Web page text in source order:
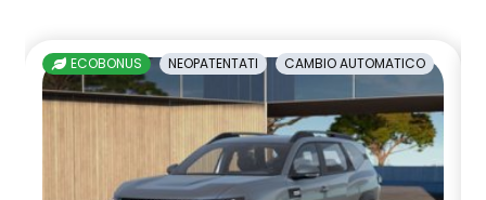
ECOBONUS NEOPATENTATI CAMBIO AUTOMATICO